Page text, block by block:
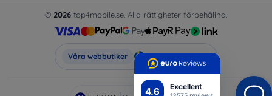
4.6 Excellent
© 2026 top4mobile.se. Alla rättigheter förbehållna.
Våra webbutiker Top4Mobile.se